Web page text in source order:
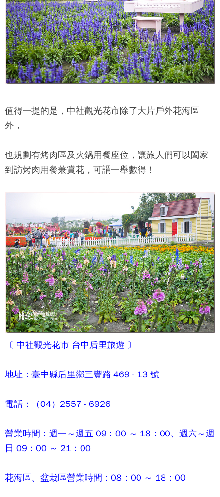
值得一提的是， 中社觀光花市除了大片戶外花海區
外，
也規劃有烤肉區及火鍋用餐座位，讓旅人們可以闔家
到訪烤肉用餐兼賞花，可謂一舉數得！
〔 中社觀光花市 台中后里旅遊 〕
地址：臺中縣后里鄉三豐路 469 - 13 號
電話：（04）2557 - 6926
營業時間：週一～週五 09：00 ～ 18：00、週六～週
日 09：00 ～ 21：00
花海區、盆栽區營業時間：08：00 ～ 18：00